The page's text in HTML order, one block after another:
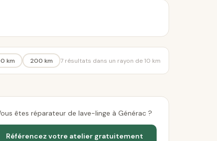
km 200 km 7 résultats dans un rayon de 10 km
êtes réparateur de lave-linge à Générac ?
Référencez votre atelier gratuitement